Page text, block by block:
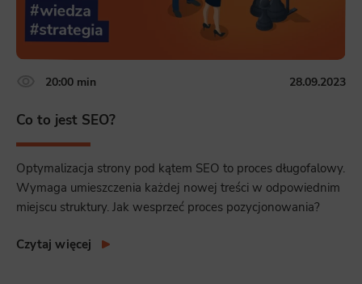
20:00 min 28.09.2023
Co to jest SEO?
Optymalizacja strony pod kątem SEO to proces długofalowy.
Wymaga umieszczenia każdej nowej treści w odpowiednim
miejscu struktury. Jak wesprzeć proces pozycjonowania?
Czytaj więcej